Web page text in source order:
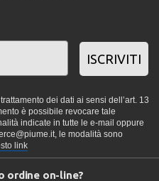
ISCRIVITI
dei dati ai sensi dell’art. 13
è possibile revocare tale
indicate in tutte le e-mail oppure
le modalità sono
link
ordine on-line?